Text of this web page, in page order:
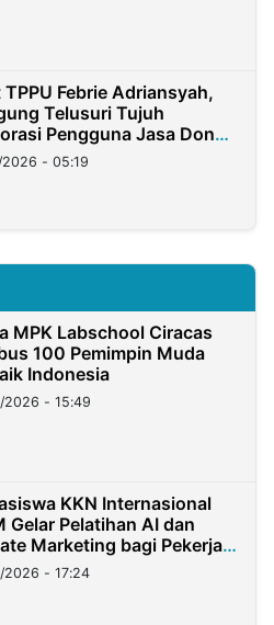
TPPU Febrie Adriansyah,
Telusuri Tujuh
Pengguna Jasa Don
- 05:19
MPK Labschool Ciracas
100 Pemimpin Muda
Indonesia
2026 - 15:49
KKN Internasional
Gelar Pelatihan AI dan
Marketing bagi Pekerja
Indonesia di Taiwan
- 17:24